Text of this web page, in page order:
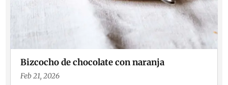
Bizcocho de chocolate con naranja
Feb 21, 2026